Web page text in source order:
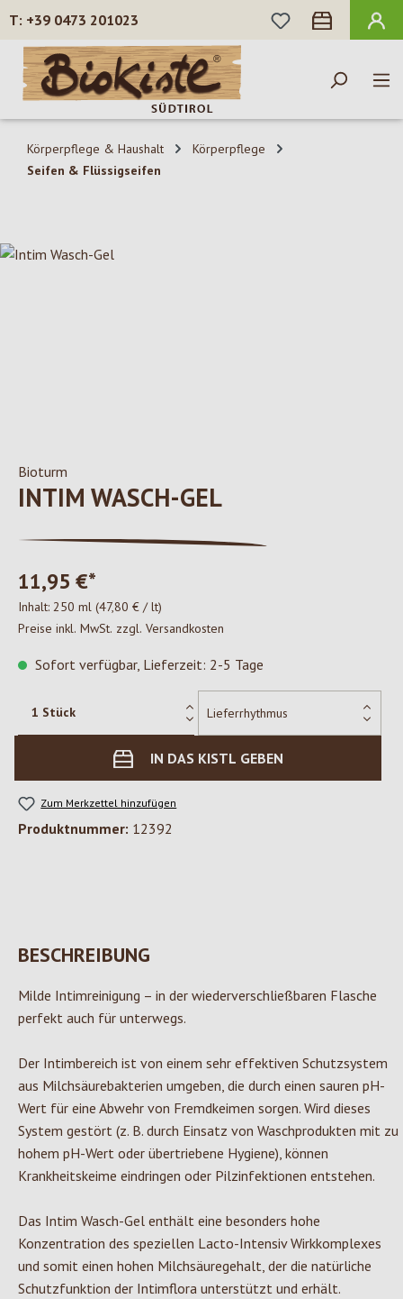
Zum Hauptinhalt springen
+39 0473 201023
DU HAST 0
Körperpflege & Haushalt
Körperpflege
Seifen & Flüssigseifen
Bildergalerie überspringen
Bioturm
INTIM WASCH-GEL
11,95 €*
Inhalt: 250 ml (47,80 € / lt)
Preise inkl. MwSt. zzgl. Versandkosten
Sofort verfügbar, Lieferzeit: 2-5 Tage
IN DAS KISTL GEBEN
Zum Merkzettel hinzufügen
Produktnummer: 12392
BESCHREIBUNG
Milde Intimreinigung – in der wiederverschließbaren Flasche
perfekt auch für unterwegs.
Der Intimbereich ist von einem sehr effektiven Schutzsystem
aus Milchsäurebakterien umgeben, die durch einen sauren pH-
Wert für eine Abwehr von Fremdkeimen sorgen. Wird dieses
System gestört (z. B. durch Einsatz von Waschprodukten mit zu
hohem pH-Wert oder übertriebene Hygiene), können
Krankheitskeime eindringen oder Pilzinfektionen entstehen.
Das Intim Wasch-Gel enthält eine besonders hohe
Konzentration des speziellen Lacto-Intensiv Wirkkomplexes
und somit einen hohen Milchsäuregehalt, der die natürliche
Schutzfunktion der Intimflora unterstützt und erhält.